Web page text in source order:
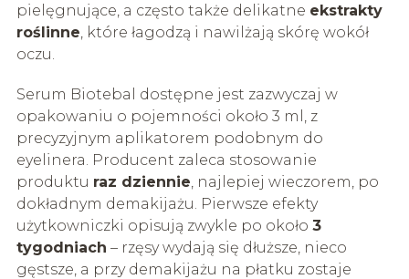
pielęgnujące, a często także delikatne ekstrakty
roślinne , które łagodzą i nawilżają skórę wokół
oczu.
Serum Biotebal dostępne jest zazwyczaj w
opakowaniu o pojemności około 3 ml, z
precyzyjnym aplikatorem podobnym do
eyelinera. Producent zaleca stosowanie
produktu raz dziennie , najlepiej wieczorem, po
dokładnym demakijażu. Pierwsze efekty
użytkowniczki opisują zwykle po około 3
tygodniach – rzęsy wydają się dłuższe, nieco
gęstsze, a przy demakijażu na płatku zostaje